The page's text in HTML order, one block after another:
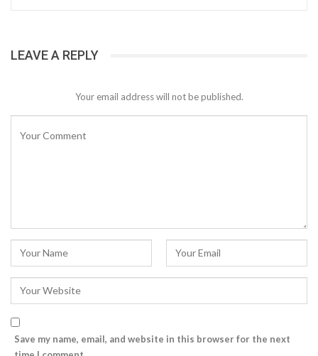
LEAVE A REPLY
Your email address will not be published.
Save my name, email, and website in this browser for the next